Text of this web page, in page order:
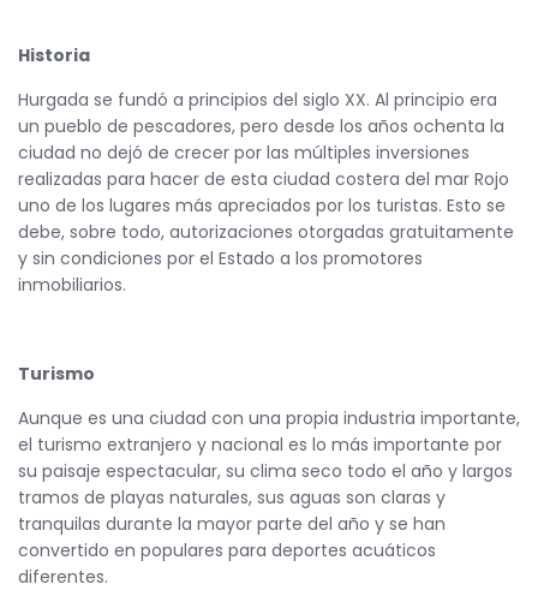
Historia
Hurgada se fundó a principios del siglo XX. Al principio era
un pueblo de pescadores, pero desde los años ochenta la
ciudad no dejó de crecer por las múltiples inversiones
realizadas para hacer de esta ciudad costera del mar Rojo
uno de los lugares más apreciados por los turistas. Esto se
debe, sobre todo, autorizaciones otorgadas gratuitamente
y sin condiciones por el Estado a los promotores
inmobiliarios.
Turismo
Aunque es una ciudad con una propia industria importante,
el turismo extranjero y nacional es lo más importante por
su paisaje espectacular, su clima seco todo el año y largos
tramos de playas naturales, sus aguas son claras y
tranquilas durante la mayor parte del año y se han
convertido en populares para deportes acuáticos
diferentes.